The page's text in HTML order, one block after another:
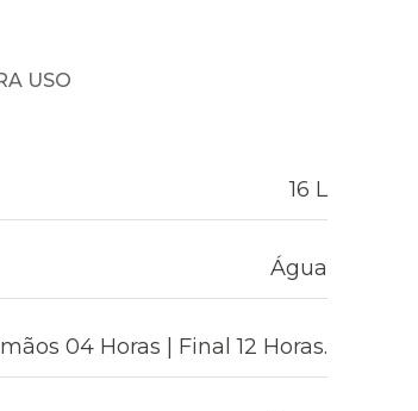
USO
16 L
Água
04 Horas | Final 12 Horas.